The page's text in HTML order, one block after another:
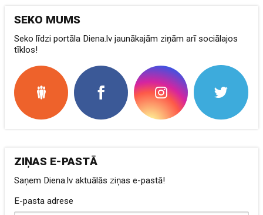
SEKO MUMS
Seko līdzi portāla Diena.lv jaunākajām ziņām arī sociālajos
tīklos!
ZIŅAS E-PASTĀ
Saņem Diena.lv aktuālās ziņas e-pastā!
E-pasta adrese